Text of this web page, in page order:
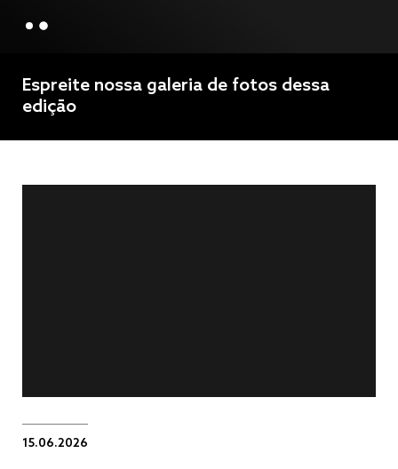
Espreite nossa galeria de fotos dessa
edição
15.06.2026